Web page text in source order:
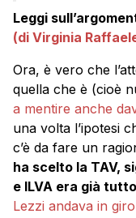
Leggi
(di Virginia
Ora, è vero che
quella che è (cioè
a mentire anche
una volta l’ipotesi
c’è da fare un
ha scelto la TAV,
e ILVA era già
Lezzi andava in